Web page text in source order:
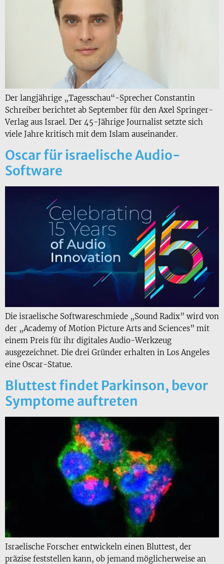
Der langjährige „Tagesschau“-Sprecher Constantin
Schreiber berichtet ab September für den Axel Springer-
Verlag aus Israel. Der 45-Jährige Journalist setzte sich
viele Jahre kritisch mit dem Islam auseinander.
Oscar für israelische Audio-
Software
Die israelische Softwareschmiede „Sound Radix” wird von
der „Academy of Motion Picture Arts and Sciences” mit
einem Preis für ihr digitales Audio-Werkzeug
ausgezeichnet. Die drei Gründer erhalten in Los Angeles
eine Oscar-Statue.
Bluttest findet Parkinson, bevor
Symptome auftreten
Israelische Forscher entwickeln einen Bluttest, der
präzise feststellen kann, ob jemand möglicherweise an